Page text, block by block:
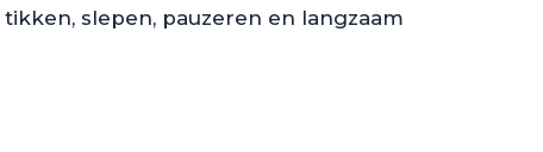
slepen, pauzeren en langzaam